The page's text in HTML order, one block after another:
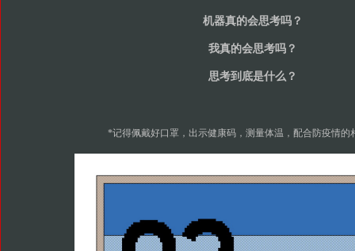
机器真的会思考吗？
我真的会思考吗？
思考到底是什么？
*记得佩戴好口罩，出示健康码，测量体温，配合防疫情的